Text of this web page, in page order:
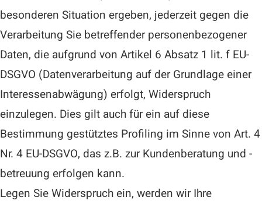
besonderen Situation ergeben, jederzeit gegen die
Verarbeitung Sie betreffender personenbezogener
Daten, die aufgrund von Artikel 6 Absatz 1 lit. f EU-
DSGVO (Datenverarbeitung auf der Grundlage einer
Interessenabwägung) erfolgt, Widerspruch
einzulegen. Dies gilt auch für ein auf diese
Bestimmung gestütztes Profiling im Sinne von Art. 4
Nr. 4 EU-DSGVO, das z.B. zur Kundenberatung und -
betreuung erfolgen kann.
Legen Sie Widerspruch ein, werden wir Ihre